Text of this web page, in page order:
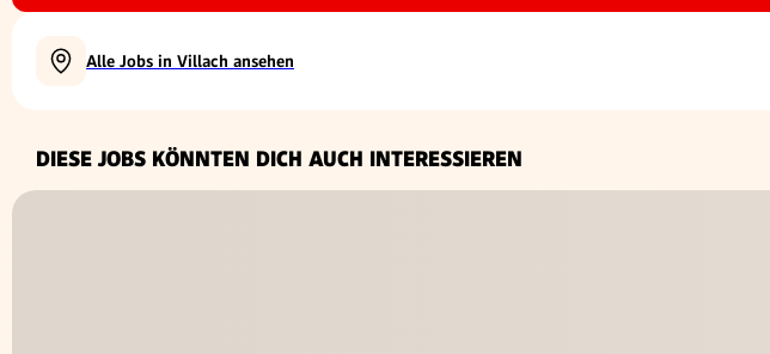
Alle Jobs in Villach ansehen
DIESE JOBS KÖNNTEN DICH AUCH INTERESSIEREN